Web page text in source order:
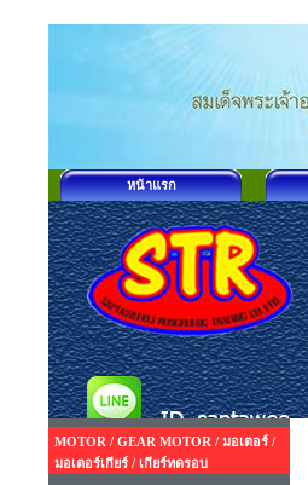
หน้าแรก
MOTOR / GEAR MOTOR / มอเตอร์ /
มอเตอร์เกียร์ / เกียร์ทดรอบ